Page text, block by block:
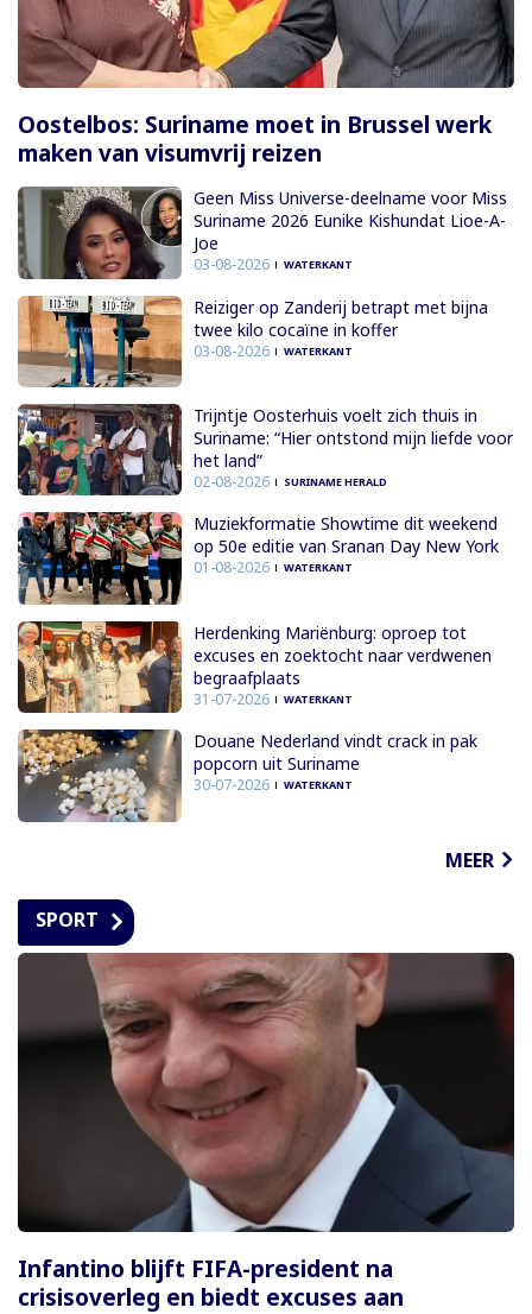
Oostelbos: Suriname moet in Brussel werk
maken van visumvrij reizen
Geen Miss Universe-deelname voor Miss
Suriname 2026 Eunike Kishundat Lioe-A-
Joe
03-08-2026 WATERKANT
Reiziger op Zanderij betrapt met bijna
twee kilo cocaïne in koffer
03-08-2026 WATERKANT
Trijntje Oosterhuis voelt zich thuis in
Suriname: “Hier ontstond mijn liefde voor
het land”
02-08-2026 SURINAME HERALD
Muziekformatie Showtime dit weekend
op 50e editie van Sranan Day New York
01-08-2026 WATERKANT
Herdenking Mariënburg: oproep tot
excuses en zoektocht naar verdwenen
begraafplaats
31-07-2026 WATERKANT
Douane Nederland vindt crack in pak
popcorn uit Suriname
30-07-2026 WATERKANT
MEER
SPORT
Infantino blijft FIFA-president na
crisisoverleg en biedt excuses aan